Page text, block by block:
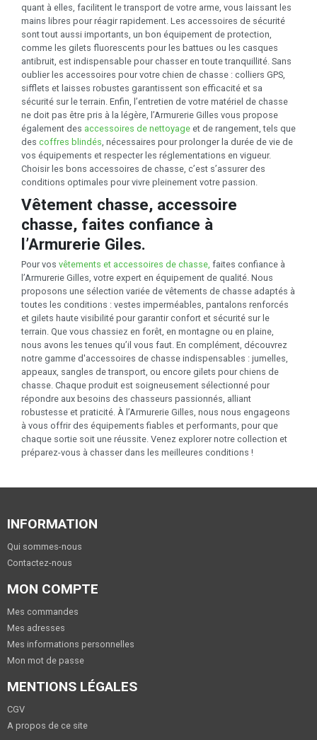
quant à elles, facilitent le transport de votre arme, vous laissant les
mains libres pour réagir rapidement. Les accessoires de sécurité
sont tout aussi importants, un bon équipement de protection,
comme les gilets fluorescents pour les battues ou les casques
antibruit, est indispensable pour chasser en toute tranquillité. Sans
oublier les accessoires pour votre chien de chasse : colliers GPS,
sifflets et laisses robustes garantissent son efficacité et sa
sécurité sur le terrain. Enfin, l’entretien de votre matériel de chasse
ne doit pas être pris à la légère, l’Armurerie Gilles vous propose
également des accessoires de nettoyage et de rangement, tels que
des coffres blindés , nécessaires pour prolonger la durée de vie de
vos équipements et respecter les réglementations en vigueur.
Choisir les bons accessoires de chasse, c’est s’assurer des
conditions optimales pour vivre pleinement votre passion.
Vêtement chasse, accessoire
chasse, faites confiance à
l’Armurerie Giles.
Pour vos vêtements et accessoires de chasse, faites confiance à
l’Armurerie Gilles, votre expert en équipement de qualité. Nous
proposons une sélection variée de vêtements de chasse adaptés à
toutes les conditions : vestes imperméables, pantalons renforcés
et gilets haute visibilité pour garantir confort et sécurité sur le
terrain. Que vous chassiez en forêt, en montagne ou en plaine,
nous avons les tenues qu’il vous faut. En complément, découvrez
notre gamme d'accessoires de chasse indispensables : jumelles,
appeaux, sangles de transport, ou encore gilets pour chiens de
chasse. Chaque produit est soigneusement sélectionné pour
répondre aux besoins des chasseurs passionnés, alliant
robustesse et praticité. À l’Armurerie Gilles, nous nous engageons
à vous offrir des équipements fiables et performants, pour que
chaque sortie soit une réussite. Venez explorer notre collection et
préparez-vous à chasser dans les meilleures conditions !
INFORMATION
Qui sommes-nous
Contactez-nous
MON COMPTE
Mes commandes
Mes adresses
Mes informations personnelles
Mon mot de passe
MENTIONS LÉGALES
CGV
A propos de ce site